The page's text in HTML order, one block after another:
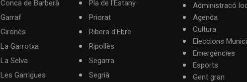
Conca de Barberà
Garraf
Gironès
La Garrotxa
La Selva
Les Garrigues
Pla de l'Estany
Priorat
Ribera d'Ebre
Ripollès
Segarra
Segrià
Administracó
Agenda
Cultura
Eleccions
Emergències
Esports
Gent gran